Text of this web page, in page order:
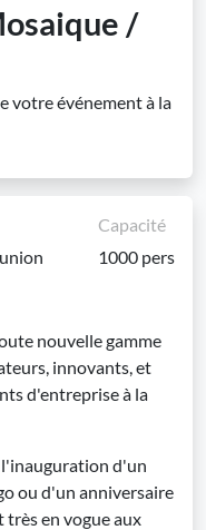
/
votre événement à la
Capacité
1000 pers
nouvelle gamme
innovants, et
d'entreprise à la
d'un
ou d'un anniversaire
en vogue aux